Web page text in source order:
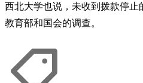
西北大学也说，未收到拨款停
教育部和国会的调查。